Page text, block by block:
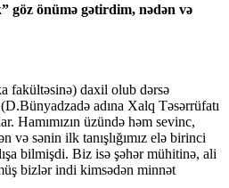
göz önümə gətirdim, nədən və
fakültəsinə) daxil olub dərsə
adına Xalq Təsərrüfatı
Hamımızın üzündə həm sevinc,
sənin ilk tanışlığımız elə birinci
bilmişdi. Biz isə şəhər mühitinə, ali
bizlər indi kimsədən minnət